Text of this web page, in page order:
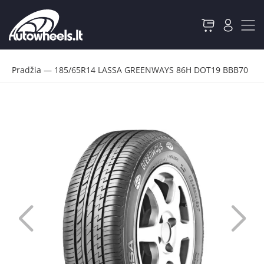
Pradžia — 185/65R14 LASSA GREENWAYS 86H DOT19 BBB70